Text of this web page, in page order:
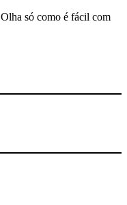
Olha só como é fácil com